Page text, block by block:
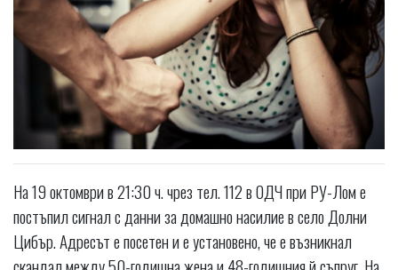
На 19 октомври в 21:30 ч. чрез тел. 112 в ОДЧ при РУ-Лом е
постъпил сигнал с данни за домашно насилие в село Долни
Цибър. Адресът е посетен и е установено, че е възникнал